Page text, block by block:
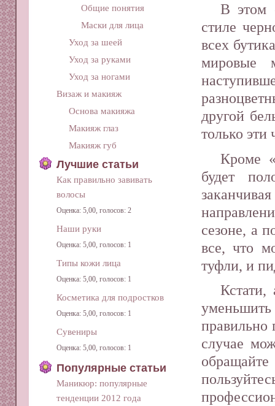
В этом
стиле
всех
мировые
другой
только эти
Кроме
будет
сезоне, а
все, что
туфли, и
правильно
случае
Общие понятия
Маски для лица
Уход за шеей
Уход за руками
Уход за ногами
Визаж и макияж
Основа макияжа
Макияж глаз
Макияж губ
Лучшие статьи
Как правильно завивать
волосы
Оценка: 5,00, голосов: 2
Наши руки
Оценка: 5,00, голосов: 1
Типы кожи лица
Оценка: 5,00, голосов: 1
Косметика для подростков
Оценка: 5,00, голосов: 1
Сувениры
Оценка: 5,00, голосов: 1
Популярные статьи
Маникюр: популярные
тенденции 2012 года